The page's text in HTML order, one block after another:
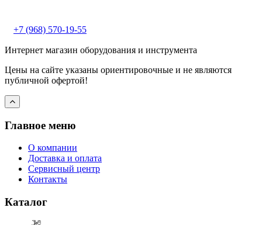
+7 (968) 570-19-55
Интернет магазин оборудования и инструмента
Цены на сайте указаны ориентировочные и не являются
публичной офертой!
Главное меню
О компании
Доставка и оплата
Сервисный центр
Контакты
Каталог